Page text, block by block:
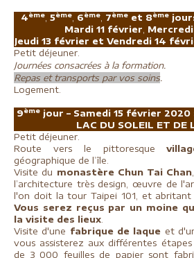
4ème 5ème 6ème 7ème et 8ème
Mardi 11 février
Jeudi 13 février et Vendredi 14
Petit déjeuner.
Journées consacrées à la formation.
Repas et transports par vos soins.
Logement.
9ème jour – Samedi 15 février 2020
LAC DU SOLEIL ET DE
Petit déjeuner.
Route vers le pittoresque
géographique de l’île.
Visite du monastère Chun Tai Chan
l’architecture très design, œuvre de
l'on doit la tour Taipei 101, et abritant
Vous serez reçus par un moine
la visite des lieux
Visite d'une fabrique de laque et
vous assisterez aux différentes
de 3 000 feuilles de papier sont